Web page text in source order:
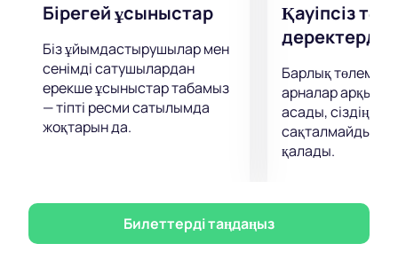
Бірегей ұсыныстар
Біз ұйымдастырушылар мен
сенімді сатушылардан
ерекше ұсыныстар табамыз
— тіпті ресми сатылымда
жоқтарын да.
Қауіпсіз
деректерді
Барлық
арналар арқылы
асады, сіздің
сақталмайды
қалады.
Билеттерді таңдаңыз